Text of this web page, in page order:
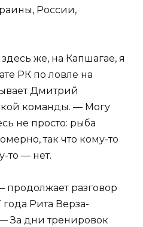
России,
же, на Капшагае, я
РК по ловле на
Дмитрий
команды. — Могу
не просто: рыба
так что кому-то
то — нет.
разговор
Рита Верза-
За дни тренировок